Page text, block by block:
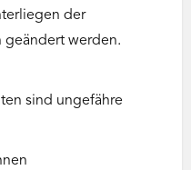
der
geändert werden.
sind ungefähre